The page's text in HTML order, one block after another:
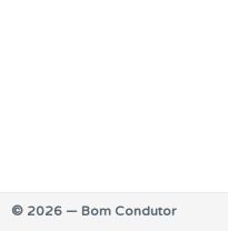
© 2026 — Bom Condutor